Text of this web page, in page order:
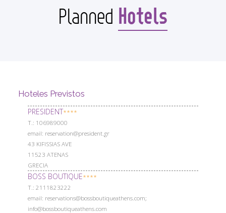
Planned Hotels
Hoteles Previstos
PRESIDENT****
Т.: 106989000
email: reservation@president.gr
43 KIFISSIAS AVE
11523 ATENAS
GRECIA
BOSS BOUTIQUE****
Т.: 2111823222
email: reservations@bossboutiqueathens.com;
info@bossboutiqueathens.com